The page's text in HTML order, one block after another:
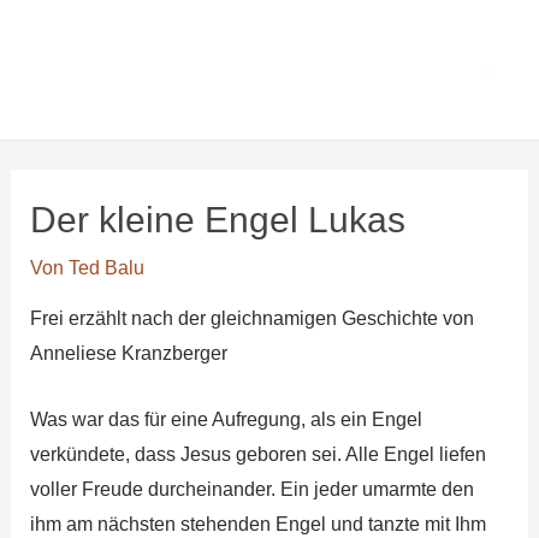
Der kleine Engel Lukas
Von Ted Balu
Frei erzählt nach der gleichnamigen Geschichte von
Anneliese Kranzberger
Was war das für eine Aufregung, als ein Engel
verkündete, dass Jesus geboren sei. Alle Engel liefen
voller Freude durcheinander. Ein jeder umarmte den
ihm am nächsten stehenden Engel und tanzte mit Ihm